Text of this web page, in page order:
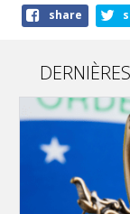
Shareshare